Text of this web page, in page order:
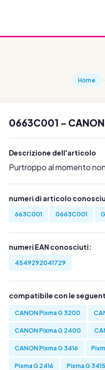
Home
0663C001 -
Descrizione dell'articolo
Purtroppo al momento
numeri di articolo
663C001 0663C001
numeri EAN conosciuti:
4549292041729
compatibile con le
CANON Pixma G 3200
CANON Pixma G 2400
CANON Pixma G 3416
Pixma G 2416 Pixma G 3415